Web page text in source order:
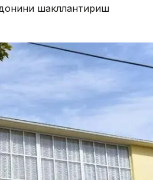
шакллантириш